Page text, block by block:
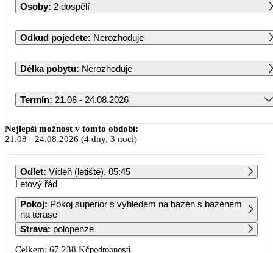
Osoby: 2 dospělí
Odkud pojedete: Nerozhoduje
Délka pobytu: Nerozhoduje
Termín: 21.08 - 24.08.2026
Srpen 2026
PO ÚT ST ČT PÁ SO NE
3 4 5 6 7 8 9
10 11 12
Nejlepší možnost v tomto období:
21.08 - 24.08.2026 (4 dny, 3 noci)
Odlet: Vídeň (letiště), 05:45
Letový řád
Pokoj: Pokoj superior s výhledem na bazén s bazénem
na terase
Strava: polopenze
Celkem: 67 238 Kčpodrobnosti